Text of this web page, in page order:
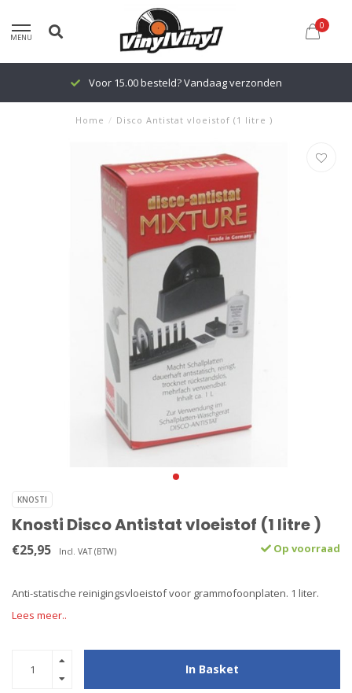
MENU
0
Voor 15.00 besteld? Vandaag verzonden
Home / Disco Antistat vloeistof (1 litre )
KNOSTI
Knosti Disco Antistat vloeistof (1 litre )
€25,95 Incl. VAT (BTW) Op voorraad
Anti-statische reinigingsvloeistof voor grammofoonplaten. 1 liter.
Lees meer..
In Basket